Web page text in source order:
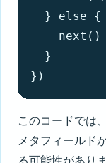
  } else {
next()
  }
})
このコードでは
メタフィールド
る可能性がありま